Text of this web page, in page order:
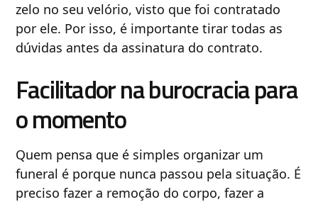
zelo no seu velório, visto que foi contratado
por ele. Por isso, é importante tirar todas as
dúvidas antes da assinatura do contrato.
Facilitador na burocracia para
o momento
Quem pensa que é simples organizar um
funeral é porque nunca passou pela situação. É
preciso fazer a remoção do corpo, fazer a